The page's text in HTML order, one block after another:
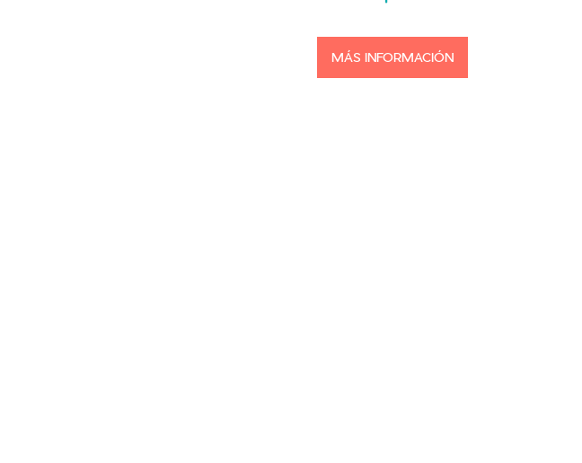
MÁS INFORMACIÓN